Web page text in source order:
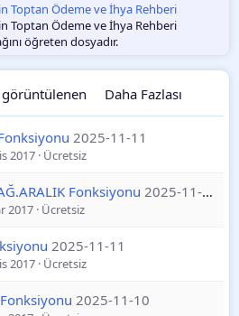
Toptan Ödeme ve İhya Rehberi
Toptan Ödeme ve İhya Rehberi
öğreten dosyadır.
görüntülenen Daha Fazlası
2025-11-11
2017 Ücretsiz
Fonksiyonu 2025-11-10
2017 Ücretsiz
2025-11-11
2017 Ücretsiz
2025-11-10